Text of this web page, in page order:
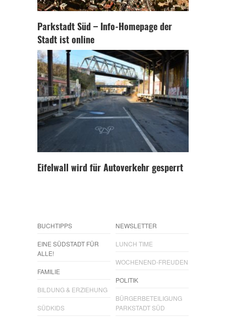
Parkstadt Süd – Info-Homepage der
Stadt ist online
Eifelwall wird für Autoverkehr gesperrt
BUCHTIPPS
EINE SÜDSTADT FÜR
ALLE!
FAMILIE
BILDUNG & ERZIEHUNG
SÜDKIDS
NEWSLETTER
LUNCH TIME
WOCHENEND-FREUDEN
POLITIK
BÜRGERBETEILIGUNG
PARKSTADT SÜD